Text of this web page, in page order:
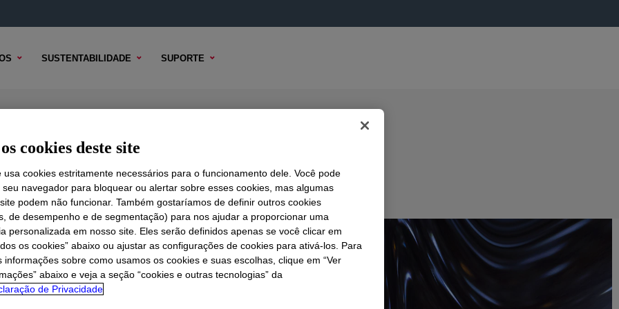
SUSTENTABILIDADE SUPORTE
TÉCNICO OPÇÕES DE AMOSTRA OPÇÕES DE COMPRA
cookies deste site
usa cookies estritamente necessários para o funcionamento dele. Você pode
navegador para bloquear ou alertar sobre esses cookies, mas algumas
podem não funcionar. Também gostaríamos de definir outros cookies
de desempenho e de segmentação) para nos ajudar a proporcionar uma
personalizada em nosso site. Eles serão definidos apenas se você clicar em
os cookies” abaixo ou ajustar as configurações de cookies para ativá-los. Para
informações sobre como usamos os cookies e suas escolhas, clique em “Ver
abaixo e veja a seção “cookies e outras tecnologias” da
de Privacidade